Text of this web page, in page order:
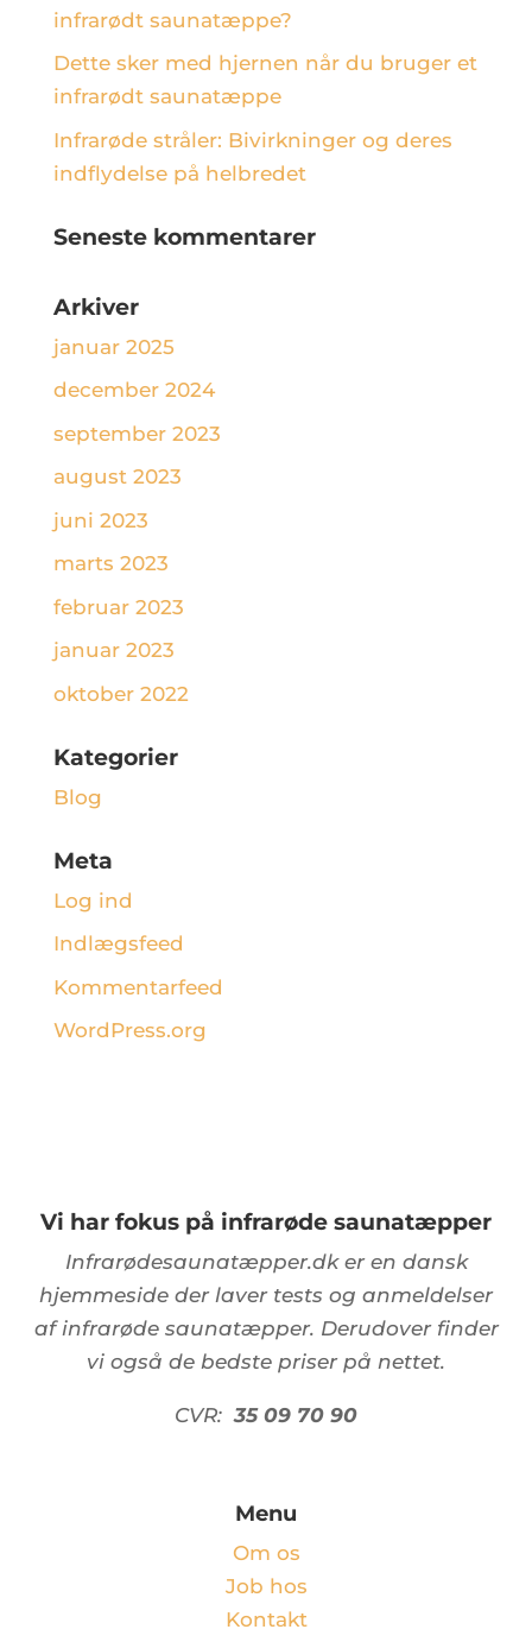
infrarødt saunatæppe?
Dette sker med hjernen når du bruger et
infrarødt saunatæppe
Infrarøde stråler: Bivirkninger og deres
indflydelse på helbredet
Seneste kommentarer
Arkiver
januar 2025
december 2024
september 2023
august 2023
juni 2023
marts 2023
februar 2023
januar 2023
oktober 2022
Kategorier
Blog
Meta
Log ind
Indlægsfeed
Kommentarfeed
WordPress.org
Vi har fokus på infrarøde saunatæpper
Infrarødesaunatæpper.dk er en dansk
hjemmeside der laver tests og anmeldelser
af infrarøde saunatæpper. Derudover finder
vi også de bedste priser på nettet.
CVR: 35 09 70 90
Menu
Om os
Job hos
Kontakt